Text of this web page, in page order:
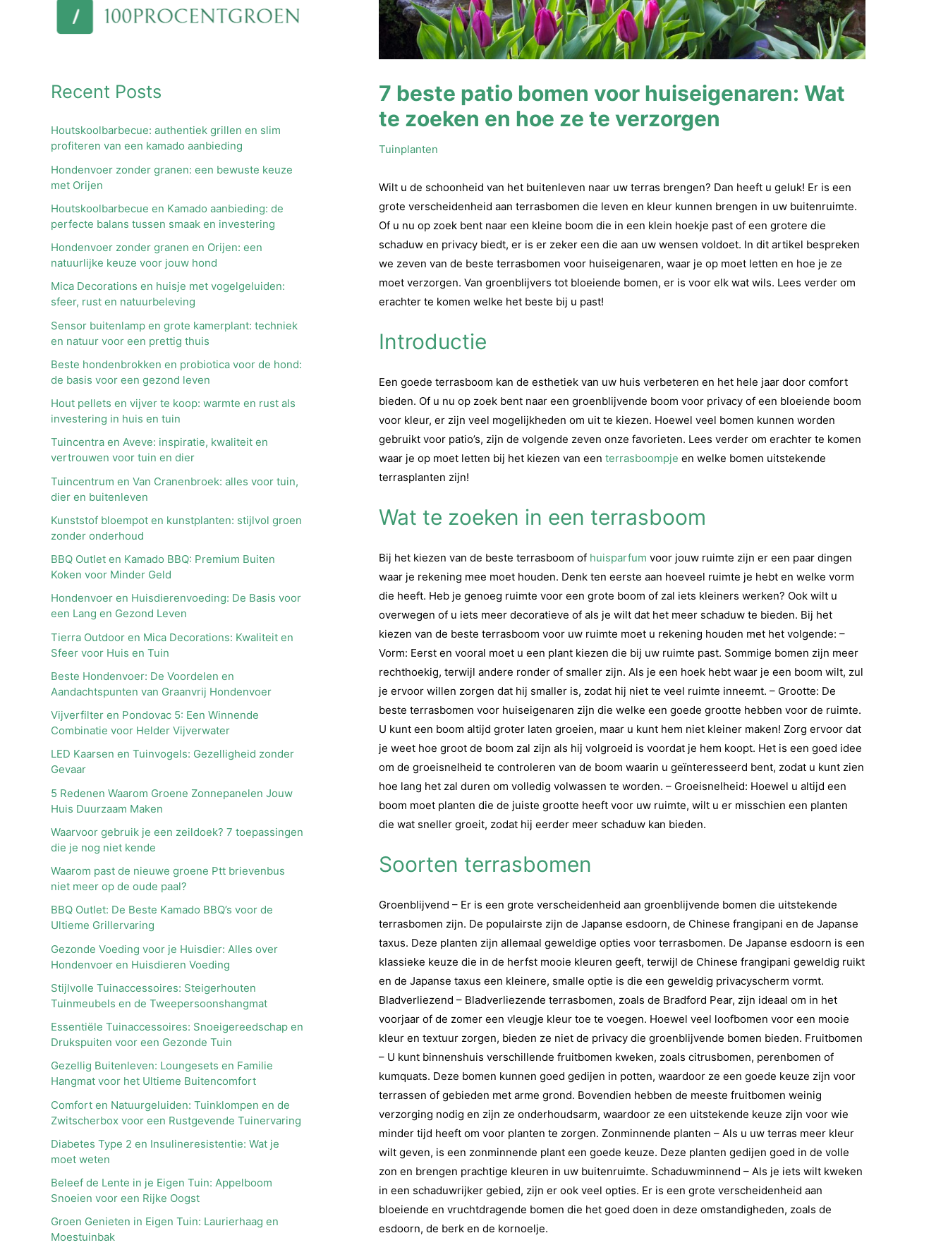
Recent Posts
Houtskoolbarbecue: authentiek grillen en slim
profiteren van een kamado aanbieding
Hondenvoer zonder granen: een bewuste keuze
met Orijen
Houtskoolbarbecue en Kamado aanbieding: de
perfecte balans tussen smaak en investering
Hondenvoer zonder granen en Orijen: een
natuurlijke keuze voor jouw hond
Mica Decorations en huisje met vogelgeluiden:
sfeer, rust en natuurbeleving
Sensor buitenlamp en grote kamerplant: techniek
en natuur voor een prettig thuis
Beste hondenbrokken en probiotica voor de hond:
de basis voor een gezond leven
Hout pellets en vijver te koop: warmte en rust als
investering in huis en tuin
Tuincentra en Aveve: inspiratie, kwaliteit en
vertrouwen voor tuin en dier
Tuincentrum en Van Cranenbroek: alles voor tuin,
dier en buitenleven
Kunststof bloempot en kunstplanten: stijlvol groen
zonder onderhoud
BBQ Outlet en Kamado BBQ: Premium Buiten
Koken voor Minder Geld
Hondenvoer en Huisdierenvoeding: De Basis voor
een Lang en Gezond Leven
Tierra Outdoor en Mica Decorations: Kwaliteit en
Sfeer voor Huis en Tuin
Beste Hondenvoer: De Voordelen en
Aandachtspunten van Graanvrij Hondenvoer
Vijverfilter en Pondovac 5: Een Winnende
Combinatie voor Helder Vijverwater
LED Kaarsen en Tuinvogels: Gezelligheid zonder
Gevaar
5 Redenen Waarom Groene Zonnepanelen Jouw
Huis Duurzaam Maken
Waarvoor gebruik je een zeildoek? 7 toepassingen
die je nog niet kende
Waarom past de nieuwe groene Ptt brievenbus
niet meer op de oude paal?
BBQ Outlet: De Beste Kamado BBQ’s voor de
Ultieme Grillervaring
Gezonde Voeding voor je Huisdier: Alles over
Hondenvoer en Huisdieren Voeding
Stijlvolle Tuinaccessoires: Steigerhouten
Tuinmeubels en de Tweepersoonshangmat
Essentiële Tuinaccessoires: Snoeigereedschap en
Drukspuiten voor een Gezonde Tuin
Gezellig Buitenleven: Loungesets en Familie
Hangmat voor het Ultieme Buitencomfort
Comfort en Natuurgeluiden: Tuinklompen en de
Zwitscherbox voor een Rustgevende Tuinervaring
Diabetes Type 2 en Insulineresistentie: Wat je
moet weten
Beleef de Lente in je Eigen Tuin: Appelboom
Snoeien voor een Rijke Oogst
Groen Genieten in Eigen Tuin: Laurierhaag en
Moestuinbak
7 beste patio bomen voor huiseigenaren: Wat
te zoeken en hoe ze te verzorgen
Tuinplanten
Wilt u de schoonheid van het buitenleven naar uw terras brengen? Dan heeft u geluk! Er is een
grote verscheidenheid aan terrasbomen die leven en kleur kunnen brengen in uw buitenruimte.
Of u nu op zoek bent naar een kleine boom die in een klein hoekje past of een grotere die
schaduw en privacy biedt, er is er zeker een die aan uw wensen voldoet. In dit artikel bespreken
we zeven van de beste terrasbomen voor huiseigenaren, waar je op moet letten en hoe je ze
moet verzorgen. Van groenblijvers tot bloeiende bomen, er is voor elk wat wils. Lees verder om
erachter te komen welke het beste bij u past!
Introductie
Een goede terrasboom kan de esthetiek van uw huis verbeteren en het hele jaar door comfort
bieden. Of u nu op zoek bent naar een groenblijvende boom voor privacy of een bloeiende boom
voor kleur, er zijn veel mogelijkheden om uit te kiezen. Hoewel veel bomen kunnen worden
gebruikt voor patio’s, zijn de volgende zeven onze favorieten. Lees verder om erachter te komen
waar je op moet letten bij het kiezen van een terrasboompje en welke bomen uitstekende
terrasplanten zijn!
Wat te zoeken in een terrasboom
Bij het kiezen van de beste terrasboom of huisparfum voor jouw ruimte zijn er een paar dingen
waar je rekening mee moet houden. Denk ten eerste aan hoeveel ruimte je hebt en welke vorm
die heeft. Heb je genoeg ruimte voor een grote boom of zal iets kleiners werken? Ook wilt u
overwegen of u iets meer decoratieve of als je wilt dat het meer schaduw te bieden. Bij het
kiezen van de beste terrasboom voor uw ruimte moet u rekening houden met het volgende: –
Vorm: Eerst en vooral moet u een plant kiezen die bij uw ruimte past. Sommige bomen zijn meer
rechthoekig, terwijl andere ronder of smaller zijn. Als je een hoek hebt waar je een boom wilt, zul
je ervoor willen zorgen dat hij smaller is, zodat hij niet te veel ruimte inneemt. – Grootte: De
beste terrasbomen voor huiseigenaren zijn die welke een goede grootte hebben voor de ruimte.
U kunt een boom altijd groter laten groeien, maar u kunt hem niet kleiner maken! Zorg ervoor dat
je weet hoe groot de boom zal zijn als hij volgroeid is voordat je hem koopt. Het is een goed idee
om de groeisnelheid te controleren van de boom waarin u geïnteresseerd bent, zodat u kunt zien
hoe lang het zal duren om volledig volwassen te worden. – Groeisnelheid: Hoewel u altijd een
boom moet planten die de juiste grootte heeft voor uw ruimte, wilt u er misschien een planten
die wat sneller groeit, zodat hij eerder meer schaduw kan bieden.
Soorten terrasbomen
Groenblijvend – Er is een grote verscheidenheid aan groenblijvende bomen die uitstekende
terrasbomen zijn. De populairste zijn de Japanse esdoorn, de Chinese frangipani en de Japanse
taxus. Deze planten zijn allemaal geweldige opties voor terrasbomen. De Japanse esdoorn is een
klassieke keuze die in de herfst mooie kleuren geeft, terwijl de Chinese frangipani geweldig ruikt
en de Japanse taxus een kleinere, smalle optie is die een geweldig privacyscherm vormt.
Bladverliezend – Bladverliezende terrasbomen, zoals de Bradford Pear, zijn ideaal om in het
voorjaar of de zomer een vleugje kleur toe te voegen. Hoewel veel loofbomen voor een mooie
kleur en textuur zorgen, bieden ze niet de privacy die groenblijvende bomen bieden. Fruitbomen
– U kunt binnenshuis verschillende fruitbomen kweken, zoals citrusbomen, perenbomen of
kumquats. Deze bomen kunnen goed gedijen in potten, waardoor ze een goede keuze zijn voor
terrassen of gebieden met arme grond. Bovendien hebben de meeste fruitbomen weinig
verzorging nodig en zijn ze onderhoudsarm, waardoor ze een uitstekende keuze zijn voor wie
minder tijd heeft om voor planten te zorgen. Zonminnende planten – Als u uw terras meer kleur
wilt geven, is een zonminnende plant een goede keuze. Deze planten gedijen goed in de volle
zon en brengen prachtige kleuren in uw buitenruimte. Schaduwminnend – Als je iets wilt kweken
in een schaduwrijker gebied, zijn er ook veel opties. Er is een grote verscheidenheid aan
bloeiende en vruchtdragende bomen die het goed doen in deze omstandigheden, zoals de
esdoorn, de berk en de kornoelje.